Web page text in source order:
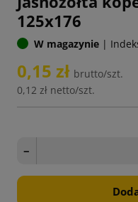
125x176
W magazynie |
0,15 zł brutto/szt.
0,12 zł netto/szt.
−